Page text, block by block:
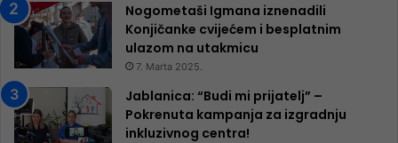
Nogometaši Igmana iznenadili
Konjičanke cvijećem i besplatnim
ulazom na utakmicu
7. Marta 2025.
Jablanica: “Budi mi prijatelj” –
Pokrenuta kampanja za izgradnju
inkluzivnog centra!